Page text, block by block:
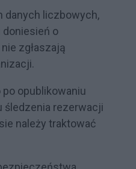
danych liczbowych,
doniesień o
zgłaszają
opublikowaniu
śledzenia rezerwacji
należy traktować